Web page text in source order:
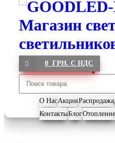
0 ГРН. С НДС
О НасАкцииРаспродажа
КонтактыБлогОтопление